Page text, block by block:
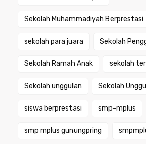
Sekolah Muhammadiyah Berprestasi
sekolah para juara Sekolah
Sekolah Ramah Anak sekolah
Sekolah unggulan Sekolah
siswa berprestasi smp-mplus
smp mplus gunungpring